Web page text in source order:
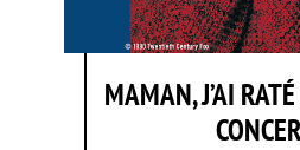
MAMAN, J’AI